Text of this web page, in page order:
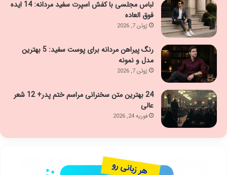
لباس مجلسی با کفش اسپرت سفید مردانه: 14 ایده
فوق العاده
ژوئن 7, 2026
رنگ پیراهن مردانه برای پوست سفید: 5 بهترین
مدل و نمونه
ژوئن 7, 2026
24 بهترین متن سخنرانی مراسم ختم پدر+ 12 شعر
عالی
فوریه 24, 2026